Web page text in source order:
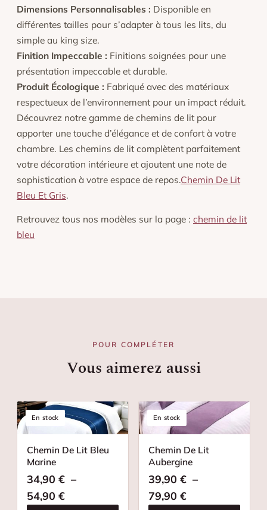
Dimensions Personnalisables : Disponible en
différentes tailles pour s’adapter à tous les lits, du
simple au king size.
Finition Impeccable : Finitions soignées pour une
présentation impeccable et durable.
Produit Écologique : Fabriqué avec des matériaux
respectueux de l’environnement pour un impact réduit.
Découvrez notre gamme de chemins de lit pour
apporter une touche d’élégance et de confort à votre
chambre. Les chemins de lit complètent parfaitement
votre décoration intérieure et ajoutent une note de
sophistication à votre espace de repos.Chemin De Lit
Bleu Et Gris.
Retrouvez tous nos modèles sur la page : chemin de lit
bleu
POUR COMPLÉTER
Vous aimerez aussi
En stock
Chemin De Lit Bleu
Marine
34,90 € –
54,90 €Plage de prix : 34,90 € à 54,90 €
En stock
Chemin De Lit
Aubergine
39,90 € –
79,90 €Plage de prix :